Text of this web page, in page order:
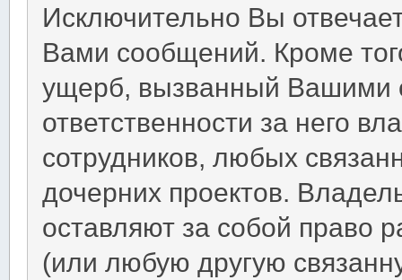
Исключительно Вы
Вами сообщений. Кроме
ущерб, вызванный Вашими
ответственности за него
сотрудников, любых
дочерних проектов.
оставляют за собой право
(или любую другую